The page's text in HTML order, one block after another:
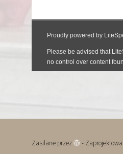
Zasilane przez -